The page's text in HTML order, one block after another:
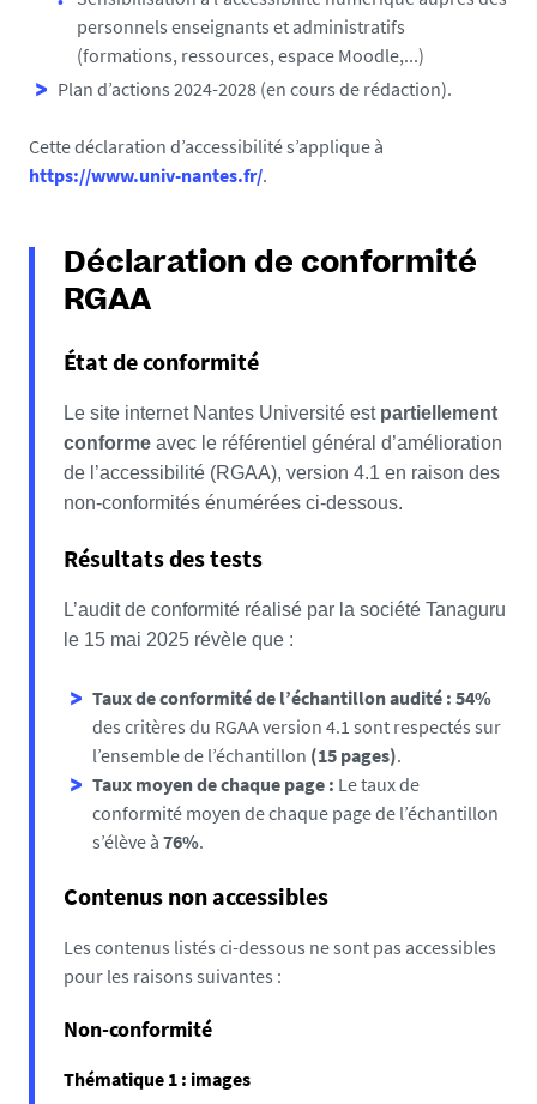
personnels enseignants et administratifs
(formations, ressources, espace Moodle,...)
Plan d’actions 2024-2028 (en cours de rédaction).
Cette déclaration d’accessibilité s’applique à
https://www.univ-nantes.fr/.
Déclaration de conformité
RGAA
État de conformité
Le site internet Nantes Université est partiellement
conforme avec le référentiel général d’amélioration
de l’accessibilité (RGAA), version 4.1 en raison des
non-conformités énumérées ci-dessous.
Résultats des tests
L’audit de conformité réalisé par la société Tanaguru
le 15 mai 2025 révèle que :
Taux de conformité de l’échantillon audité : 54%
des critères du RGAA version 4.1 sont respectés sur
l’ensemble de l’échantillon (15 pages).
Taux moyen de chaque page : Le taux de
conformité moyen de chaque page de l’échantillon
s’élève à 76%.
Contenus non accessibles
Les contenus listés ci-dessous ne sont pas accessibles
pour les raisons suivantes :
Non-conformité
Thématique 1 : images